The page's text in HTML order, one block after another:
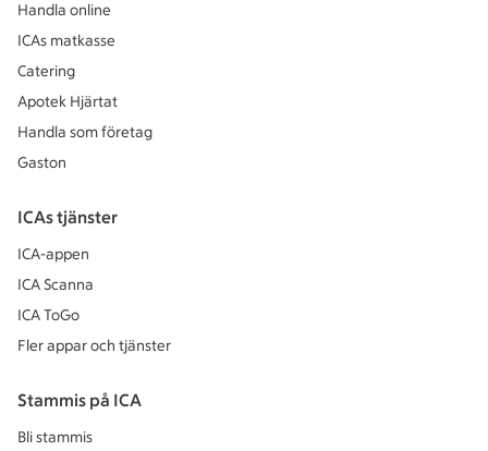
Handla online
ICAs matkasse
Catering
Apotek Hjärtat
Handla som företag
Gaston
ICAs tjänster
ICA-appen
ICA Scanna
ICA ToGo
Fler appar och tjänster
Stammis på ICA
Bli stammis